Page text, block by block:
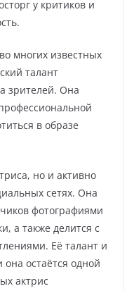
у критиков и
многих известных
талант
зрителей. Она
в образе
но и активно
сетях. Она
фотографиями
а также делится с
Её талант и
остаётся одной
актрис